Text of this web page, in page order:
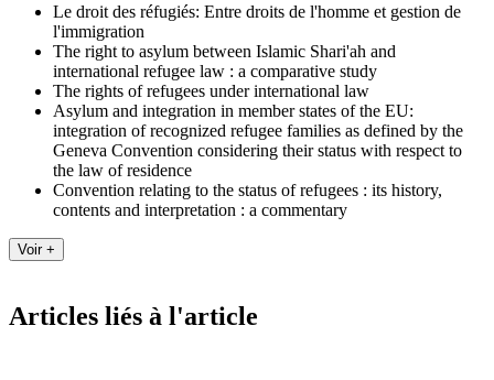
Le droit des réfugiés: Entre droits de l'homme et gestion de
l'immigration
The right to asylum between Islamic Shari'ah and
international refugee law : a comparative study
The rights of refugees under international law
Asylum and integration in member states of the EU:
integration of recognized refugee families as defined by the
Geneva Convention considering their status with respect to
the law of residence
Convention relating to the status of refugees : its history,
contents and interpretation : a commentary
Articles liés à l'article